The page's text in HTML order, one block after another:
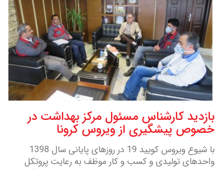
بازدید کارشناس مسئول مرکز بهداشت در
خصوص پیشگیری از ویروس کرونا
با شیوع ویروس کویید 19 در روزهای پایانی سال 1398
واحدهای تولیدی و کسب و کار موظف به رعایت پروتکل